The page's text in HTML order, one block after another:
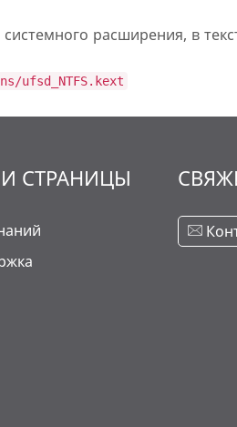
расширения, в
ufsd_NTFS.kext
СТРАНИЦЫ